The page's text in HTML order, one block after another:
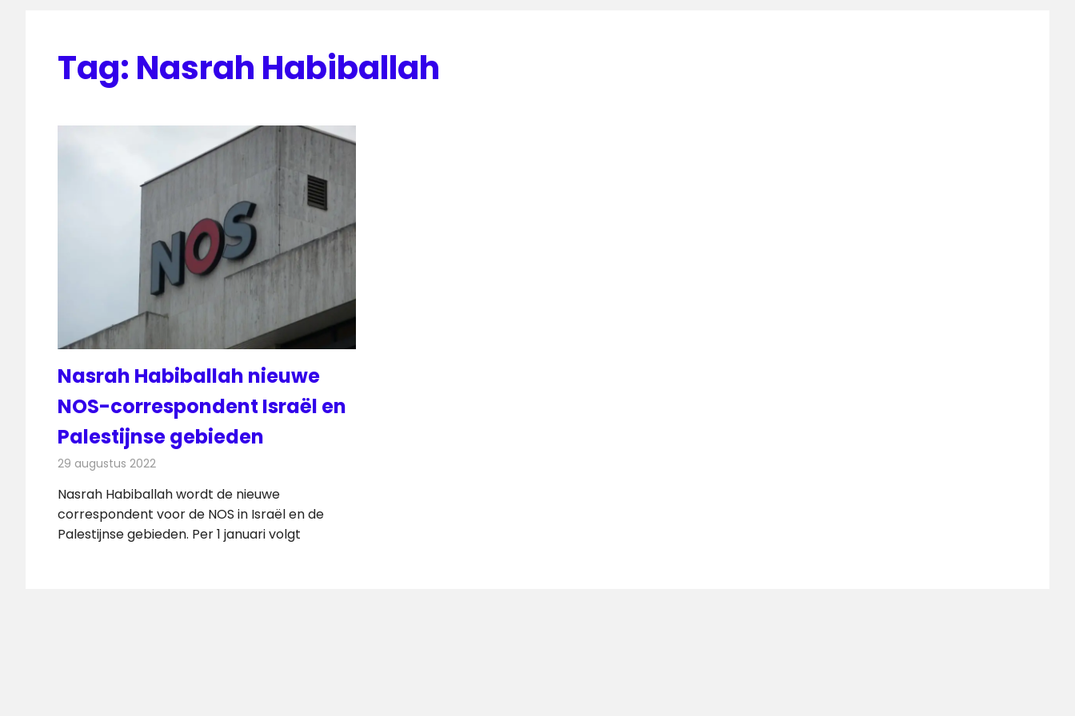
Tag: Nasrah Habiballah
Nasrah Habiballah nieuwe
NOS-correspondent Israël en
Palestijnse gebieden
29 augustus 2022
Nasrah Habiballah wordt de nieuwe
correspondent voor de NOS in Israël en de
Palestijnse gebieden. Per 1 januari volgt